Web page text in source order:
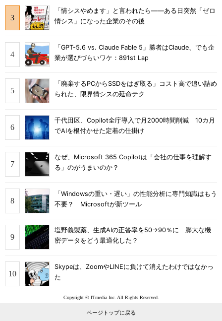
「情シスやめます」と言われたら――ある日突然「ゼロ
情シス」になった企業のその後
「GPT-5.6 vs. Claude Fable 5」勝者はClaude、でも企
業が選びづらいワケ：891st Lap
「廃棄するPCからSSDをはぎ取る」コスト高で追い詰め
られた、限界情シスの延命テク
千代田区、Copilot全庁導入で月2000時間削減 10カ月
でAIを根付かせた定着の仕掛け
なぜ、Microsoft 365 Copilotは「会社の仕事を理解す
る」のがうまいのか？
「Windowsの重い・遅い」の性能分析に専門知識はもう
不要？ Microsoftが新ツール
塩野義製薬、生成AIの正答率を50→90％に 膨大な機
密データをどう最適化した？
Skypeは、ZoomやLINEに負けて消えたわけではなかっ
た
Copyright © ITmedia Inc. All Rights Reserved.
ページトップに戻る